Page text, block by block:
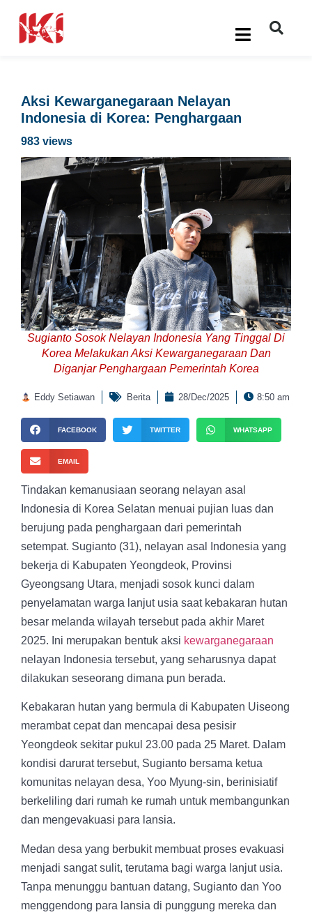
Aksi Kewarganegaraan Nelayan
Indonesia di Korea: Penghargaan
983 views
Sugianto Sosok Nelayan Indonesia Yang Tinggal Di
Korea Melakukan Aksi Kewarganegaraan Dan
Diganjar Penghargaan Pemerintah Korea
Eddy Setiawan Berita 28/Dec/2025 8:50 am
FACEBOOK TWITTER WHATSAPP
EMAIL
Tindakan kemanusiaan seorang nelayan asal
Indonesia di Korea Selatan menuai pujian luas dan
berujung pada penghargaan dari pemerintah
setempat. Sugianto (31), nelayan asal Indonesia yang
bekerja di Kabupaten Yeongdeok, Provinsi
Gyeongsang Utara, menjadi sosok kunci dalam
penyelamatan warga lanjut usia saat kebakaran hutan
besar melanda wilayah tersebut pada akhir Maret
2025. Ini merupakan bentuk aksi kewarganegaraan
nelayan Indonesia tersebut, yang seharusnya dapat
dilakukan seseorang dimana pun berada.
Kebakaran hutan yang bermula di Kabupaten Uiseong
merambat cepat dan mencapai desa pesisir
Yeongdeok sekitar pukul 23.00 pada 25 Maret. Dalam
kondisi darurat tersebut, Sugianto bersama ketua
komunitas nelayan desa, Yoo Myung-sin, berinisiatif
berkeliling dari rumah ke rumah untuk membangunkan
dan mengevakuasi para lansia.
Medan desa yang berbukit membuat proses evakuasi
menjadi sangat sulit, terutama bagi warga lanjut usia.
Tanpa menunggu bantuan datang, Sugianto dan Yoo
menggendong para lansia di punggung mereka dan